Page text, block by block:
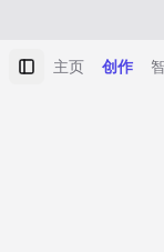
主页 创作